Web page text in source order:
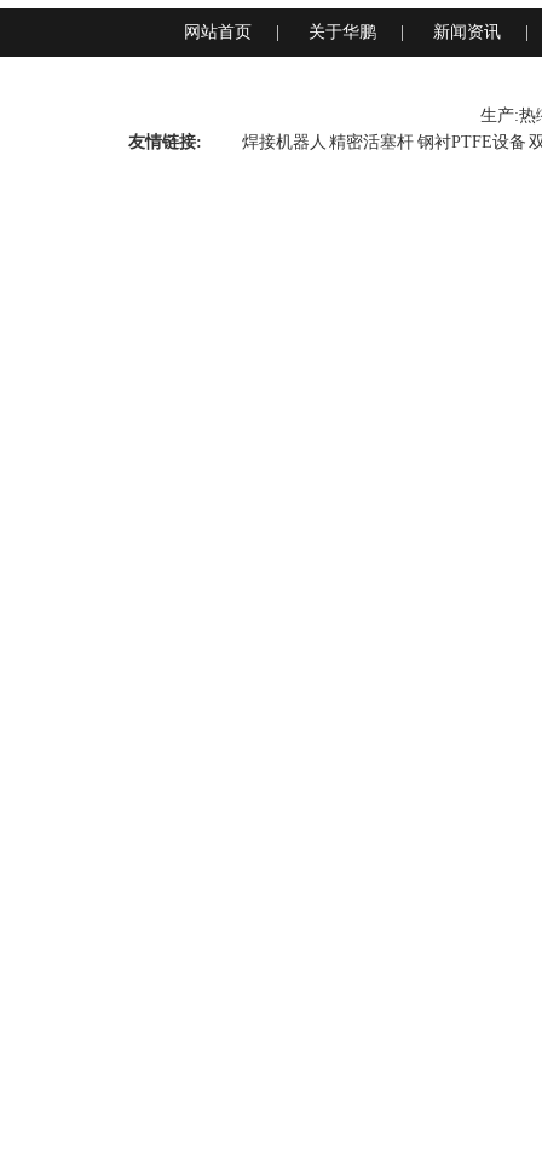
网站首页 关于华鹏 新闻资讯
生产:热
友情链接:
焊接机器人 精密活塞杆 钢衬PTFE设备